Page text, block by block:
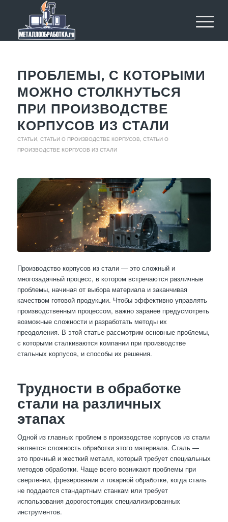
ПРОБЛЕМЫ, С КОТОРЫМИ
МОЖНО СТОЛКНУТЬСЯ
ПРИ ПРОИЗВОДСТВЕ
КОРПУСОВ ИЗ СТАЛИ
СТАТЬИ, СТАТЬИ О ПРОИЗВОДСТВЕ КОРПУСОВ СТАТЬИ О
ПРОИЗВОДСТВЕ КОРПУСОВ ИЗ СТАЛИ
Производство корпусов из стали — это сложный и
многозадачный процесс, в котором встречаются различные
проблемы, начиная от выбора материала и заканчивая
качеством готовой продукции. Чтобы эффективно управлять
производственным процессом, важно заранее предусмотреть
возможные сложности и разработать методы их
преодоления. В этой статье рассмотрим основные проблемы,
с которыми сталкиваются компании при производстве
стальных корпусов, и способы их решения.
Трудности в обработке
стали на различных
этапах
Одной из главных проблем в производстве корпусов из стали
является сложность обработки этого материала. Сталь —
это прочный и жесткий металл, который требует специальных
методов обработки. Чаще всего возникают проблемы при
сверлении, фрезеровании и токарной обработке, когда сталь
не поддается стандартным станкам или требует
использования дорогостоящих специализированных
инструментов.